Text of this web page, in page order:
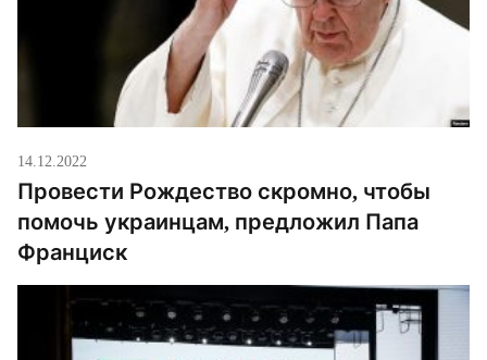
14.12.2022
Провести Рождество скромно, чтобы
помочь украинцам, предложил Папа
Франциск